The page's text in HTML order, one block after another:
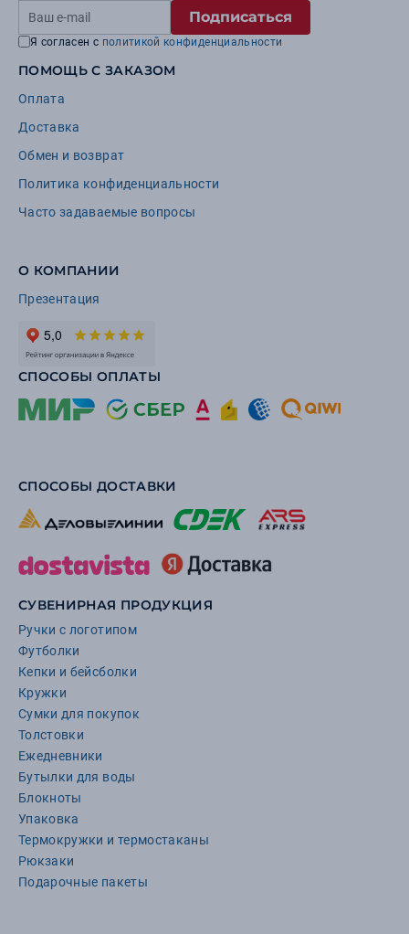
Подписаться
Я согласен с политикой конфиденциальности
ПОМОЩЬ С ЗАКАЗОМ
Оплата
Доставка
Обмен и возврат
Политика конфиденциальности
Часто задаваемые вопросы
О КОМПАНИИ
Презентация
СПОСОБЫ ОПЛАТЫ
СПОСОБЫ ДОСТАВКИ
СУВЕНИРНАЯ ПРОДУКЦИЯ
Ручки с логотипом
Футболки
Кепки и бейсболки
Кружки
Сумки для покупок
Толстовки
Ежедневники
Бутылки для воды
Блокноты
Упаковка
Термокружки и термостаканы
Рюкзаки
Подарочные пакеты